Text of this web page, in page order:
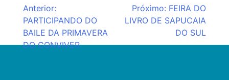
Navegação
de
Post
Anterior:
PARTICIPANDO DO
BAILE DA PRIMAVERA
DO CONVIVER
Próximo: FEIRA DO
LIVRO DE SAPUCAIA
DO SUL